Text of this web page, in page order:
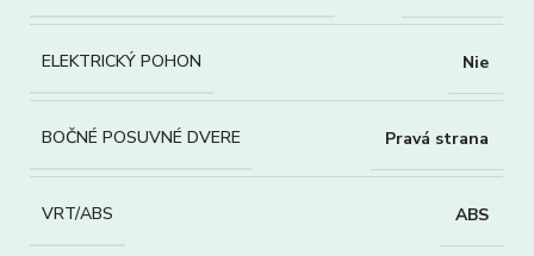
ELEKTRICKÝ POHON Nie
BOČNÉ POSUVNÉ DVERE Pravá strana
VRT/ABS ABS